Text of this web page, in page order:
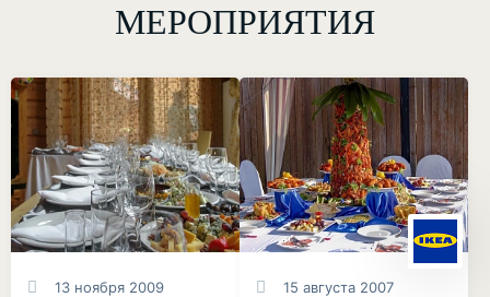
МЕРОПРИЯТИЯ
13 ноября 2009 15 августа 2007